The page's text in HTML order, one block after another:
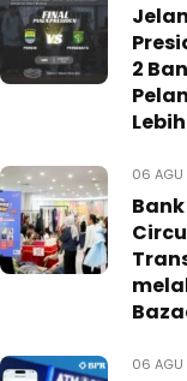
2
06
06